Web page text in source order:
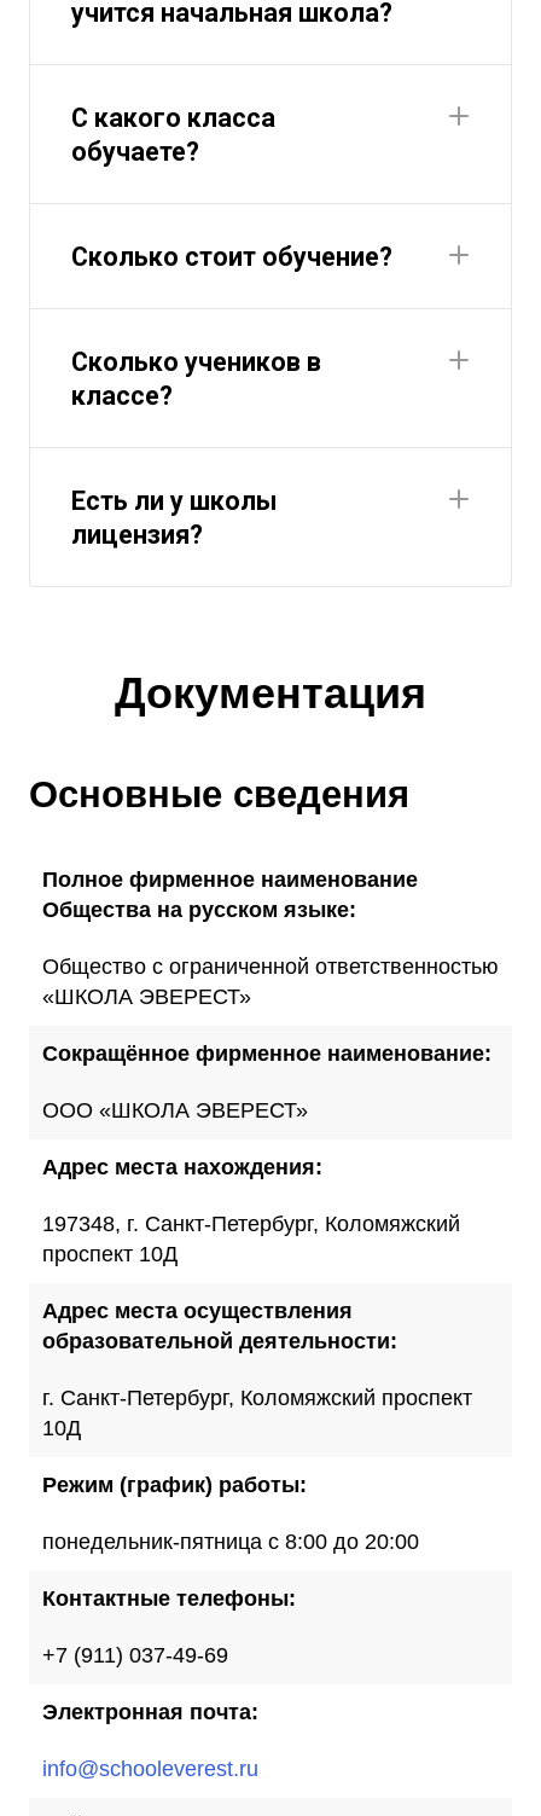
учится начальная школа?
С какого класса
обучаете?
Сколько стоит обучение?
Сколько учеников в
классе?
Есть ли у школы
лицензия?
Документация
Основные сведения
Полное фирменное наименование
Общества на русском языке:
Общество с ограниченной ответственностью
«ШКОЛА ЭВЕРЕСТ»
Сокращённое фирменное наименование:
ООО «ШКОЛА ЭВЕРЕСТ»
Адрес места нахождения:
197348, г. Санкт-Петербург, Коломяжский
проспект 10Д
Адрес места осуществления
образовательной деятельности:
г. Санкт-Петербург, Коломяжский проспект
10Д
Режим (график) работы:
понедельник-пятница с 8:00 до 20:00
Контактные телефоны:
+7 (911) 037-49-69
Электронная почта:
info@schooleverest.ru